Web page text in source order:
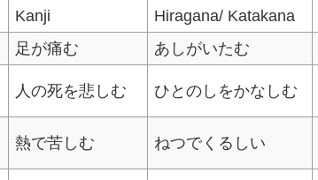
Kanji Hiragana/ Katakana
足が痛む あしがいたむ
人の死を悲しむ ひとのしをかなしむ
熱で苦しむ ねつでくるしい